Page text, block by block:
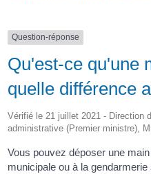
Question-réponse
Qu'est-ce qu'une
quelle différence
Vérifié le 21 juillet 2021 - Direction
administrative (Premier ministre),
Vous pouvez déposer une
municipale ou à la